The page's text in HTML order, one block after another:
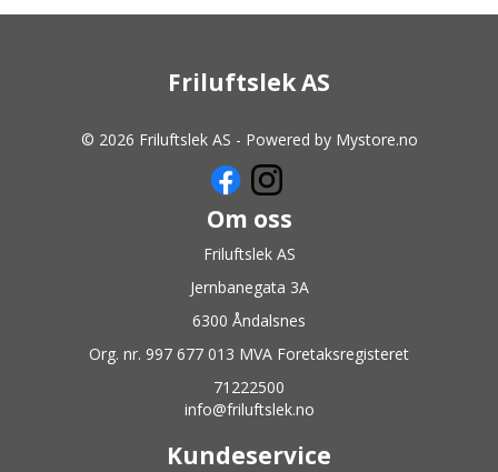
Friluftslek AS
© 2026 Friluftslek AS - Powered by Mystore.no
Om oss
Friluftslek AS
Jernbanegata 3A
6300 Åndalsnes
Org. nr. 997 677 013 MVA Foretaksregisteret
71222500
info@friluftslek.no
Kundeservice